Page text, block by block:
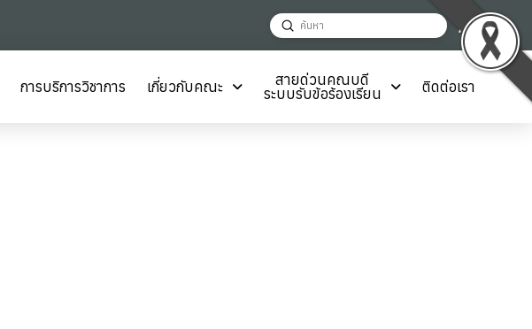
Search
Submit A
Decrease
font
size.
AReset
font
size.
A
การบริการวิชาการ เกี่ยวกับคณะ สายด่วนคณบดี
ระบบรับข้อร้องเรียน ติดต่อเรา